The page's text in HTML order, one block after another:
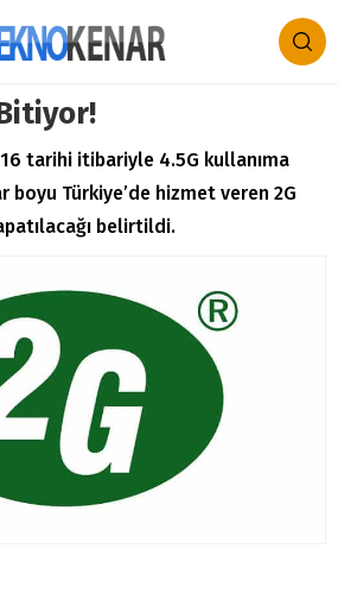
tarihi itibariyle 4.5G kullanıma
boyu Türkiye’de hizmet veren 2G
belirtildi.